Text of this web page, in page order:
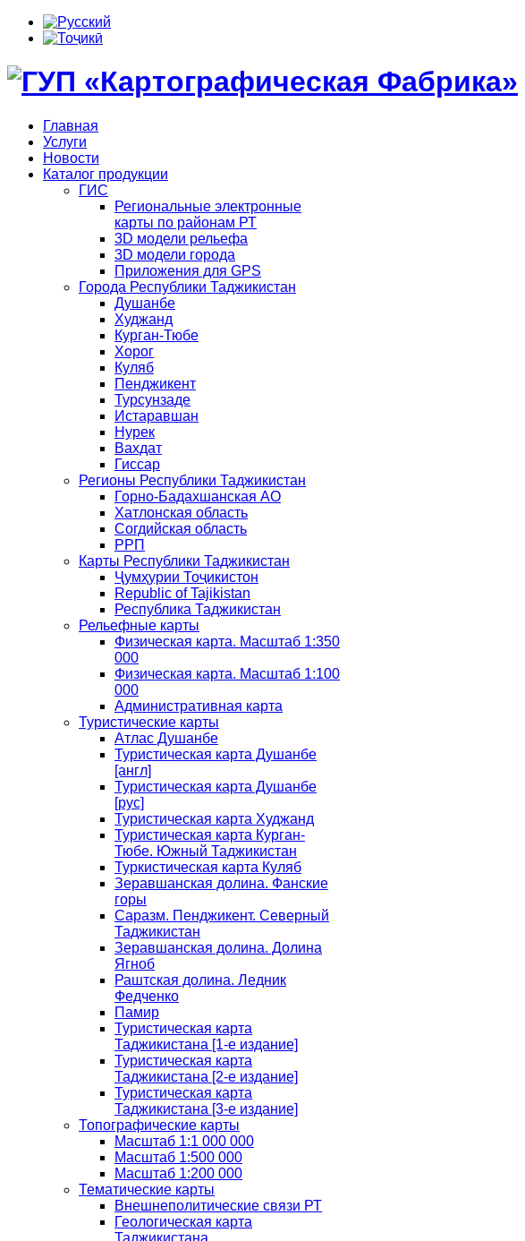
Главная
Услуги
Новости
Каталог продукции
ГИС
Региональные электронные
карты по районам РТ
3D модели рельефа
3D модели города
Приложения для GPS
Города Республики Таджикистан
Душанбе
Худжанд
Курган-Тюбе
Хорог
Куляб
Пенджикент
Турсунзаде
Истаравшан
Нурек
Вахдат
Гиссар
Регионы Республики Таджикистан
Горно-Бадахшанская АО
Хатлонская область
Согдийская область
РРП
Карты Республики Таджикистан
Ҷумҳурии Тоҷикистон
Republic of Tajikistan
Республика Таджикистан
Рельефные карты
Физическая карта. Масштаб 1:350
000
Физическая карта. Масштаб 1:100
000
Административная карта
Туристические карты
Атлас Душанбе
Туристическая карта Душанбе
[англ]
Туристическая карта Душанбе
[рус]
Туристическая карта Худжанд
Туристическая карта Курган-
Тюбе. Южный Таджикистан
Туркистическая карта Куляб
Зеравшанская долина. Фанские
горы
Саразм. Пенджикент. Северный
Таджикистан
Зеравшанская долина. Долина
Ягноб
Раштская долина. Ледник
Федченко
Памир
Туристическая карта
Таджикистана [1-е издание]
Туристическая карта
Таджикистана [2-е издание]
Туристическая карта
Таджикистана [3-е издание]
Топографические карты
Масштаб 1:1 000 000
Масштаб 1:500 000
Масштаб 1:200 000
Тематические карты
Внешнеполитические связи РТ
Геологическая карта
Таджикистана